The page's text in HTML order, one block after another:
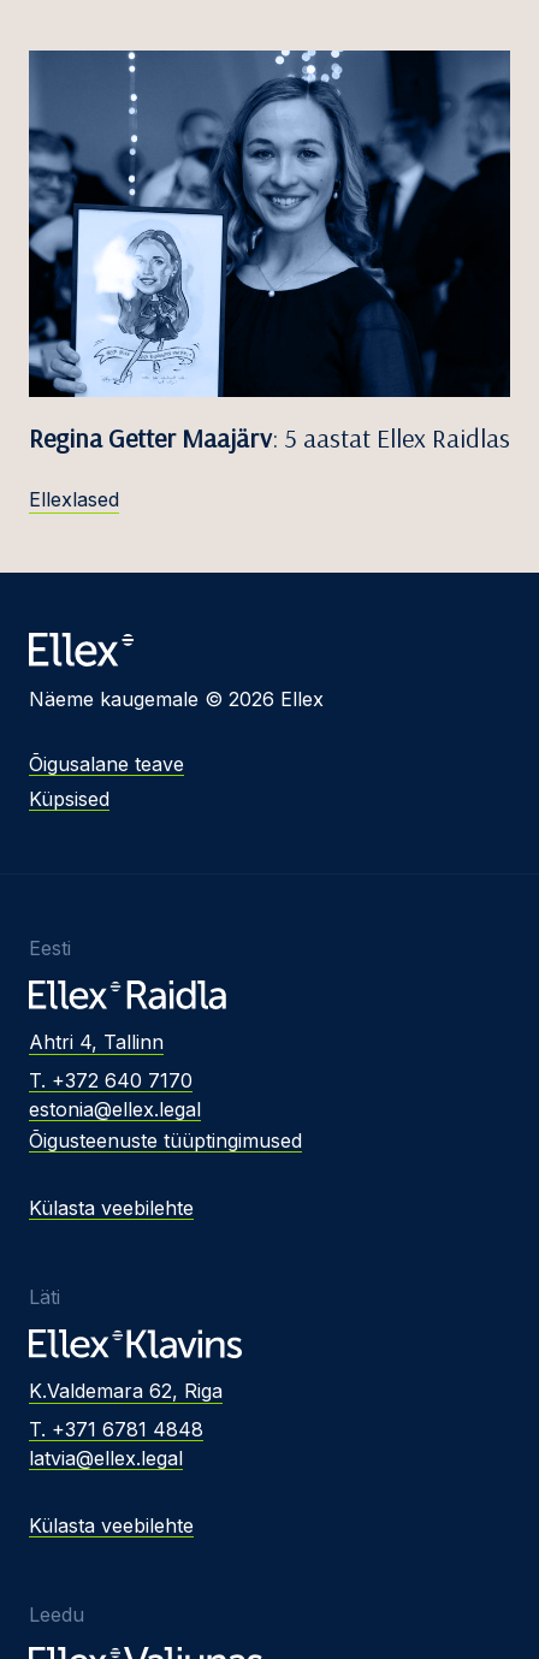
Regina Getter Maajärv: 5 aastat Ellex Raidlas
Ellexlased
Näeme kaugemale © 2026 Ellex
Õigusalane teave
Küpsised
Eesti
Ahtri 4, Tallinn
T. +372 640 7170
estonia@ellex.legal
Õigusteenuste tüüptingimused
Külasta veebilehte
Läti
K.Valdemara 62, Riga
T. +371 6781 4848
latvia@ellex.legal
Külasta veebilehte
Leedu